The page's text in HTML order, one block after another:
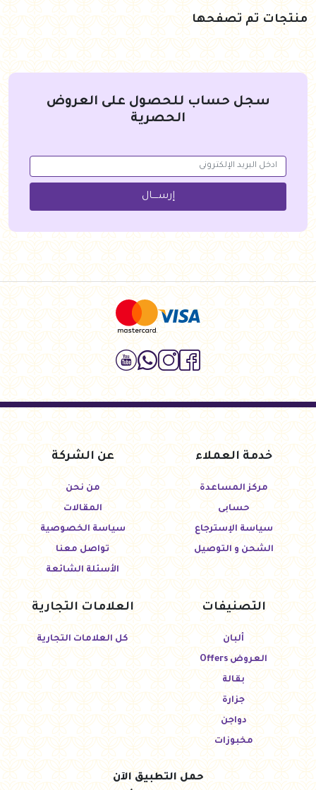
منتجات تم تصفحها
سجل حساب للحصول على العروض
الحصرية
إرســــال
خدمة العملاء
مركز المساعدة
حسابى
سياسة الإسترجاع
الشحن و التوصيل
عن الشركة
من نحن
المقالات
سياسة الخصوصية
تواصل معنا
الأسئلة الشائعة
التصنيفات
ألبان
العروض Offers
بقالة
جزارة
دواجن
مخبوزات
العلامات التجارية
كل العلامات التجارية
حمل التطبيق الآن